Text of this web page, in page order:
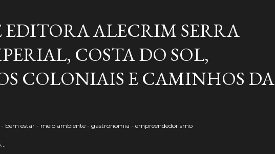
EDITORA ALECRIM SERRA
COSTA DO SOL,
COLONIAIS E CAMINHOS DA
bem estar - meio ambiente - gastronomia - empreendedorismo